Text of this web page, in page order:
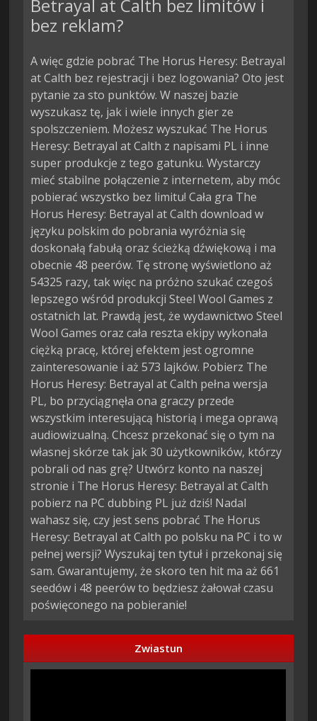
Betrayal at Calth bez limitów i
bez reklam?
A więc gdzie pobrać The Horus Heresy: Betrayal
at Calth bez rejestracji i bez logowania? Oto jest
pytanie za sto punktów. W naszej bazie
wyszukasz tę, jak i wiele innych gier ze
spolszczeniem. Możesz wyszukać The Horus
Heresy: Betrayal at Calth z napisami PL i inne
super produkcje z tego gatunku. Wystarczy
mieć stabilne połączenie z internetem, aby móc
pobierać wszystko bez limitu! Cała gra The
Horus Heresy: Betrayal at Calth download w
języku polskim do pobrania wyróżnia się
doskonałą fabułą oraz ścieżką dźwiękową i ma
obecnie 48 peerów. Tę stronę wyświetlono aż
54325 razy, tak więc na próżno szukać czegoś
lepszego wśród produkcji Steel Wool Games z
ostatnich lat. Prawdą jest, że wydawnictwo Steel
Wool Games oraz cała reszta ekipy wykonała
ciężką pracę, której efektem jest ogromne
zainteresowanie i aż 573 lajków. Pobierz The
Horus Heresy: Betrayal at Calth pełna wersja
PL, bo przyciągnęła ona graczy przede
wszystkim interesującą historią i mega oprawą
audiowizualną. Chcesz przekonać się o tym na
własnej skórze tak jak 30 użytkowników, którzy
pobrali od nas grę? Utwórz konto na naszej
stronie i The Horus Heresy: Betrayal at Calth
pobierz na PC dubbing PL już dziś! Nadal
wahasz się, czy jest sens pobrać The Horus
Heresy: Betrayal at Calth po polsku na PC i to w
pełnej wersji? Wyszukaj ten tytuł i przekonaj się
sam. Gwarantujemy, że skoro ten hit ma aż 661
seedów i 48 peerów to będziesz żałował czasu
poświęconego na pobieranie!
Zwiastun